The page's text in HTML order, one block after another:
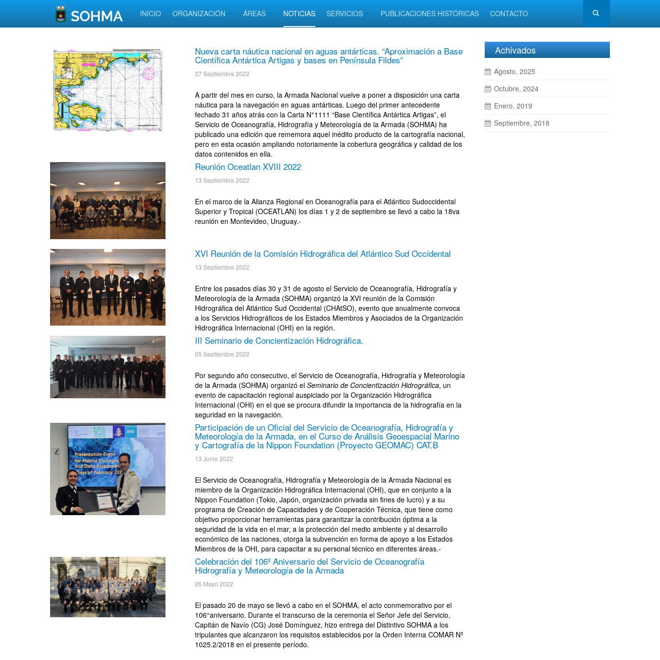
INICIO ORGANIZACIÓN ÁREAS NOTICIAS SERVICIOS PUBLICACIONES HISTÓRICAS CONTACTO
Nueva carta náutica nacional en aguas antárticas. “Aproximación a Base
Científica Antártica Artigas y bases en Península Fildes”
27 Septiembre 2022
A partir del mes en curso, la Armada Nacional vuelve a poner a disposición una carta
náutica para la navegación en aguas antárticas. Luego del primer antecedente
fechado 31 años atrás con la Carta N°1111 “Base Científica Antártica Artigas”, el
Servicio de Oceanografía, Hidrografía y Meteorología de la Armada (SOHMA) ha
publicado una edición que rememora aquel inédito producto de la cartografía nacional,
pero en esta ocasión ampliando notoriamente la cobertura geográfica y calidad de los
datos contenidos en ella.
Reunión Oceatlan XVIII 2022
13 Septiembre 2022
En el marco de la Alianza Regional en Oceanografía para el Atlántico Sudoccidental
Superior y Tropical (OCEATLAN) los días 1 y 2 de septiembre se llevó a cabo la 18va
reunión en Montevideo, Uruguay.-
XVI Reunión de la Comisión Hidrográfica del Atlántico Sud Occidental
13 Septiembre 2022
Entre los pasados días 30 y 31 de agosto el Servicio de Oceanografía, Hidrografía y
Meteorología de la Armada (SOHMA) organizó la XVI reunión de la Comisión
Hidrográfica del Atlántico Sud Occidental (CHAtSO), evento que anualmente convoca
a los Servicios Hidrográficos de los Estados Miembros y Asociados de la Organización
Hidrográfica Internacional (OHI) en la región.
III Seminario de Concientización Hidrográfica.
05 Septiembre 2022
Por segundo año consecutivo, el Servicio de Oceanografía, Hidrografía y Meteorología
de la Armada (SOHMA) organizó el Seminario de Concientización Hidrográfica, un
evento de capacitación regional auspiciado por la Organización Hidrográfica
Internacional (OHI) en el que se procura difundir la importancia de la hidrografía en la
seguridad en la navegación.
Participación de un Oficial del Servicio de Oceanografía, Hidrografía y
Meteorología de la Armada, en el Curso de Análisis Geoespacial Marino
y Cartografía de la Nippon Foundation (Proyecto GEOMAC) CAT.B
13 Junio 2022
El Servicio de Oceanografía, Hidrografía y Meteorología de la Armada Nacional es
miembro de la Organización Hidrográfica Internacional (OHI), que en conjunto a la
Nippon Foundation (Tokio, Japón, organización privada sin fines de lucro) y a su
programa de Creación de Capacidades y de Cooperación Técnica, que tiene como
objetivo proporcionar herramientas para garantizar la contribución óptima a la
seguridad de la vida en el mar, a la protección del medio ambiente y al desarrollo
económico de las naciones, otorga la subvención en forma de apoyo a los Estados
Miembros de la OHI, para capacitar a su personal técnico en diferentes áreas.-
Celebración del 106º Aniversario del Servicio de Oceanografía
Hidrografía y Meteorología de la Armada
26 Mayo 2022
El pasado 20 de mayo se llevó a cabo en el SOHMA, el acto conmemorativo por el
106°aniversario. Durante el transcurso de la ceremonia el Señor Jefe del Servicio,
Capitán de Navío (CG) José Domínguez, hizo entrega del Distintivo SOHMA a los
tripulantes que alcanzaron los requisitos establecidos por la Orden Interna COMAR Nº
1025.2/2018 en el presente período.
Achivados
Agosto, 2025
Octubre, 2024
Enero, 2019
Septiembre, 2018